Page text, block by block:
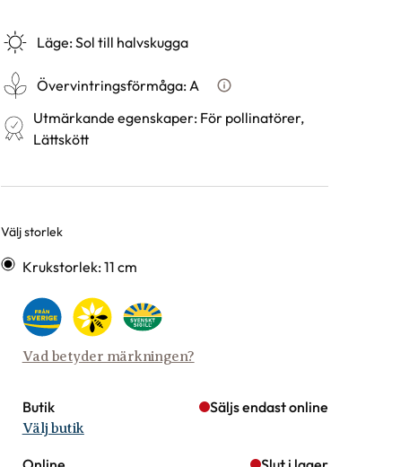
Läge:Sol till halvskugga
Övervintringsförmåga:A
Vad betyder
Utmärkande egenskaper: För pollinatörer,
Lättskött
Välj storlek
Varianter
Krukstorlek: 11 cm
Vad betyder märkningen?
Butik Säljs endast online
Välj butik